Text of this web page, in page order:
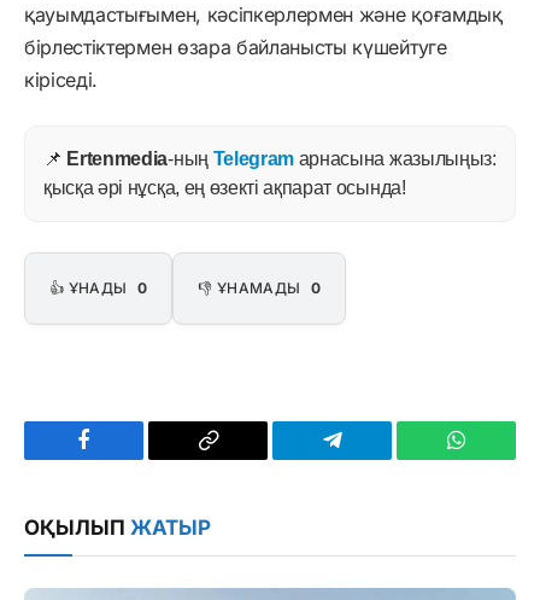
қауымдастығымен, кәсіпкерлермен және қоғамдық
бірлестіктермен өзара байланысты күшейтуге
кіріседі.
📌 Ertenmedia-ның Telegram арнасына жазылыңыз:
қысқа әрі нұсқа, ең өзекті ақпарат осында!
👍 ҰНАДЫ 0 👎 ҰНАМАДЫ 0
Facebook
Copy
Telegram
ОҚЫЛЫП ЖАТЫР